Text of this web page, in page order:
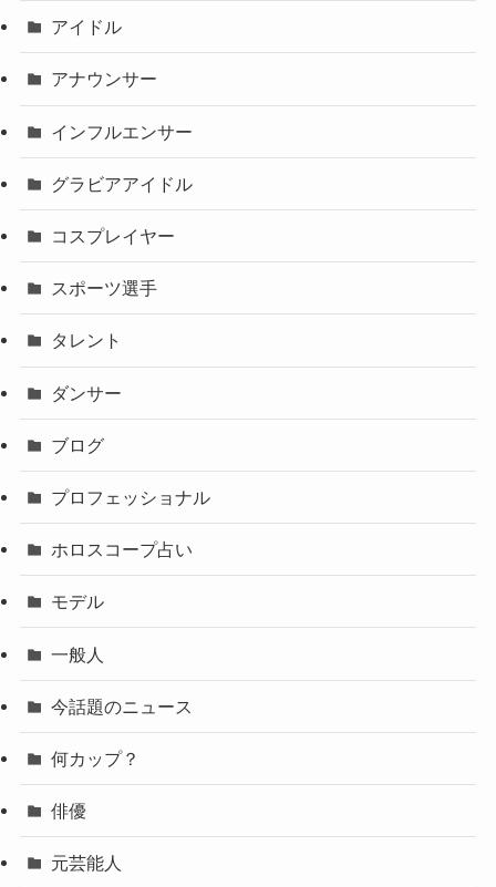
アイドル
アナウンサー
インフルエンサー
グラビアアイドル
コスプレイヤー
スポーツ選手
タレント
ダンサー
ブログ
プロフェッショナル
ホロスコープ占い
モデル
一般人
今話題のニュース
何カップ？
俳優
元芸能人